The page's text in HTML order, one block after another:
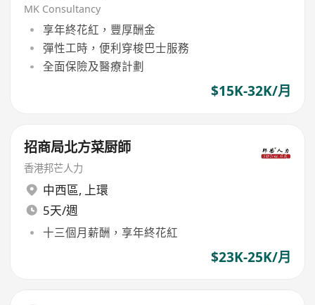
MK Consultancy
享年終花紅，豐厚酬金
彈性工時，便利穿梭巴士服務
全面保險及醫療計劃
$15K-32K/月
招商局北方菜厨師
香港邦芒人力
中西區, 上環
5天/週
十三個月薪酬，享年終花紅
$23K-25K/月